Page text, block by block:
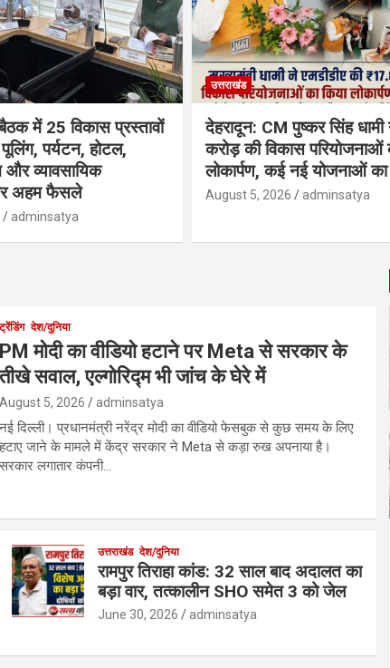
बैठक में 25 विकास प्रस्तावों
पर्यटन, होटल,
व्यावसायिक
अहम फैसले
adminsatya
उत्तराखंड
देहरादून: CM पुष्कर सिंह
करोड़ की विकास परियोजनाओं
लोकार्पण, कई नई योजनाओं का
August 5, 2026 adminsatya
ट्रेंडिंग देश/दुनिया
PM मोदी का वीडियो हटाने पर Meta से सरकार के
तीखे सवाल, एल्गोरिद्म भी जांच के घेरे में
August 5, 2026 adminsatya
नई दिल्ली। प्रधानमंत्री नरेंद्र मोदी का वीडियो फेसबुक से कुछ समय के लिए
हटाए जाने के मामले में केंद्र सरकार ने Meta से कड़ा रुख अपनाया है।
सरकार लगातार कंपनी…
उत्तराखंड देश/दुनिया
रामपुर तिराहा कांड: 32 साल बाद अदालत का
बड़ा वार, तत्कालीन SHO समेत 3 को जेल
June 30, 2026 adminsatya